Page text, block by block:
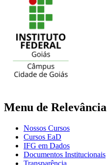
Menu de Relevância
Nossos Cursos
Cursos EaD
IFG em Dados
Documentos Institucionais